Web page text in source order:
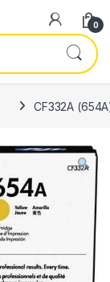
0
CF332A